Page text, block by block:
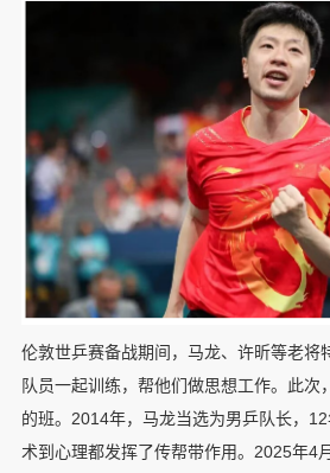
伦敦世乒赛备战期间，马龙、许昕等老将
队员一起训练，帮他们做思想工作。此次
的班。2014年，马龙当选为男乒队长，
术到心理都发挥了传帮带作用。2025年4